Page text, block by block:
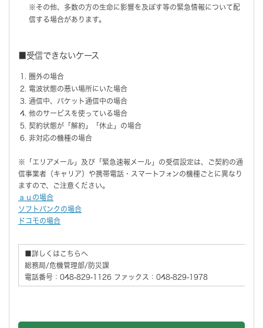
※その他、多数の方の生命に影響を及ぼす等の緊急情報について配
信する場合があります。
■受信できないケース
圏外の場合
電波状態の悪い場所にいた場合
通信中、パケット通信中の場合
他のサービスを使っている場合
契約状態が「解約」「休止」の場合
非対応の機種の場合
※「エリアメール」及び「緊急速報メール」の受信設定は、ご契約の通
信事業者（キャリア）や携帯電話・スマートフォンの機種ごとに異なり
ますので、ご注意ください。
ａｕの場合
ソフトバンクの場合
ドコモの場合
■詳しくはこちらへ
総務局/危機管理部/防災課
電話番号：048-829-1126 ファックス：048-829-1978